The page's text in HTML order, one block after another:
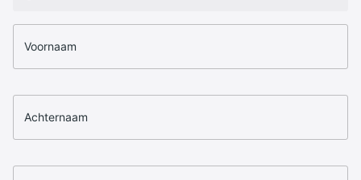
Voornaam
Achternaam